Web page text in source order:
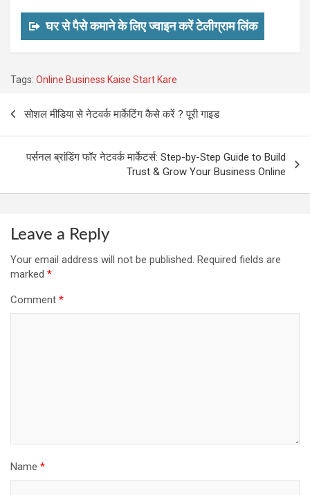
घर से पैसे कमाने के लिए ज्वाइन करें टेलीग्राम लिंक
Tags: Online Business Kaise Start Kare
सोशल मीडिया से नेटवर्क मार्केटिंग कैसे करें ? पूरी गाइड
पर्सनल ब्रांडिंग फॉर नेटवर्क मार्केटर्स: Step-by-Step Guide to Build
Trust & Grow Your Business Online
Leave a Reply
Your email address will not be published. Required fields are
marked *
Comment *
Name *